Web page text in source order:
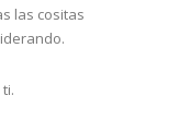
las cositas